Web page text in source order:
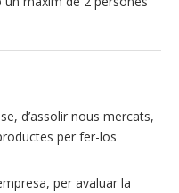
d’assolir nous mercats,
per fer-los
per avaluar la